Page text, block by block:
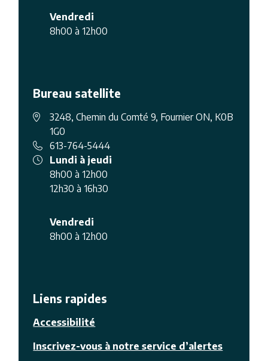
Vendredi
8h00 à 12h00
Bureau satellite
3248, Chemin du Comté 9, Fournier ON, K0B
1G0
613-764-5444
Lundi à jeudi
8h00 à 12h00
12h30 à 16h30
Vendredi
8h00 à 12h00
Liens rapides
Accessibilité
Inscrivez-vous à notre service d’alertes